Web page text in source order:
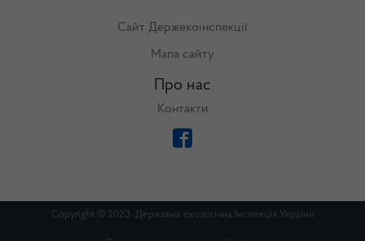
Сайт Держекоінспекції
Мапа сайту
Про нас
Контакти
Copyright © 2023. Державна екологічна Інспекція України